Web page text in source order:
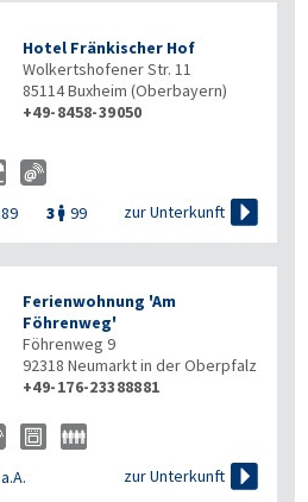
Hotel Fränkischer Hof
Wolkertshofener Str. 11
85114Buxheim (Oberbayern)
+49-8458-39050
89 3  99 zur Unterkunft 
Ferienwohnung 'Am
Föhrenweg'
Föhrenweg 9
92318 Neumarkt in der Oberpfalz
+49-176-23388881
a.A. zur Unterkunft 